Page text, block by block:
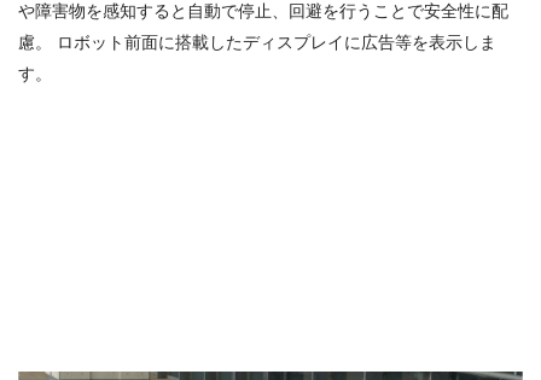
や障害物を感知すると自動で停止、回避を行うことで安全性に配
慮。 ロボット前面に搭載したディスプレイに広告等を表示しま
す。